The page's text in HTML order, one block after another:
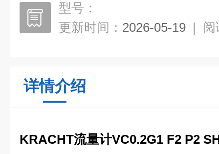
型号：
更新时间： 2026-05-19 | 阅
详情介绍
KRACHT流量计VC0.2G1 F2 P2